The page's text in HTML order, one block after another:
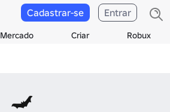
Mercado Criar Robux
Cadastrar-se Entrar